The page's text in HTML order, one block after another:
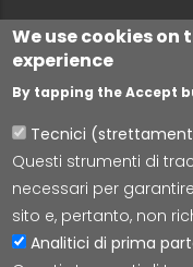
We use cookies on
experience
By tapping the Accept
Tecnici
Questi strumenti di
necessari per
sito e, pertanto, non
Analitici di prima
Via della
PEC: